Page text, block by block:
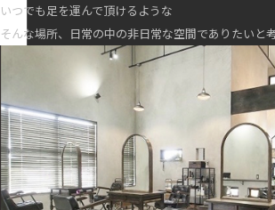
いつでも足を運んで頂けるような
そんな場所、日常の中の非日常な空間でありたいと考